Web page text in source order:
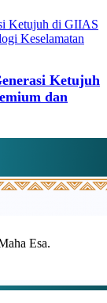
Ketujuh
dan
Esa.